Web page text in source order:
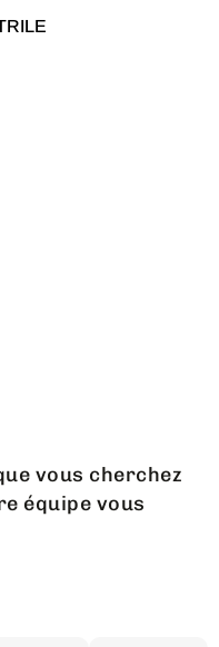
vous cherchez
équipe vous